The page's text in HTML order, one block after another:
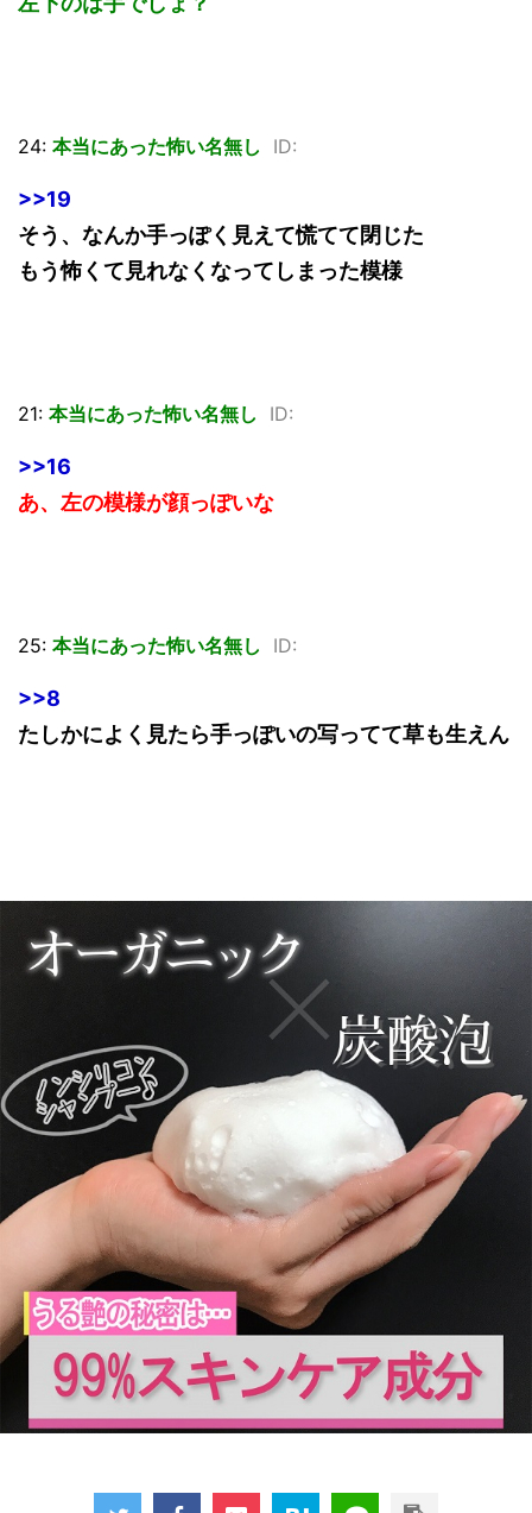
24: 本当にあった怖い名無し ID:
>>19
そう、なんか手っぽく見えて慌てて閉じた
もう怖くて見れなくなってしまった模様
21: 本当にあった怖い名無し ID:
>>16
あ、左の模様が顔っぽいな
25: 本当にあった怖い名無し ID:
>>8
たしかによく見たら手っぽいの写ってて草も生えん